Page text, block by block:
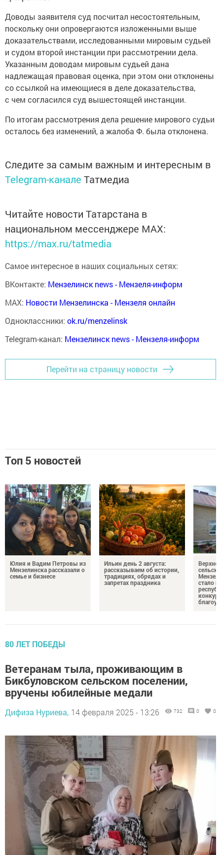
Доводы заявителя суд посчитал несостоятельным,
поскольку они опровергаются изложенными выше
доказательствами, исследованными мировым судьей
и судом второй инстанции при рассмотрении дела.
Указанным доводам мировым судьей дана
надлежащая правовая оценка, при этом они отклонены
со ссылкой на имеющиеся в деле доказательства,
с чем согласился суд вышестоящей инстанции.
По итогам рассмотрения дела решение мирового судьи
осталось без изменений, а жалоба Ф. была отклонена.
Следите за самым важным и интересным в
Telegram-канале Татмедиа
Читайте новости Татарстана в
национальном мессенджере MАХ:
https://max.ru/tatmedia
Самое интересное в наших социальных сетях:
ВКонтакте: Мензелинск news - Мензеля-информ
MAX: Новости Мензелинска - Мензеля онлайн
Одноклассники: ok.ru/menzelinsk
Telegram-канал: Мензелинск news - Мензеля-информ
Перейти на страницу новости
Топ 5 новостей
Юлия и Вадим Петровы из
Мензелинска рассказали о
семье и бизнесе
Ильин день 2 августа:
рассказываем об истории,
традициях, обрядах и
запретах праздника
стало
80 ЛЕТ ПОБЕДЫ
Ветеранам тыла, проживающим в
Бикбуловском сельском поселении,
вручены юбилейные медали
Дифиза Нуриева, 14 февраля 2025 - 13:26 732 0 0